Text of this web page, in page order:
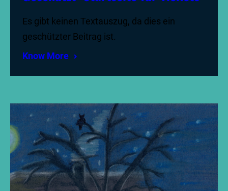
Es gibt keinen Textauszug, da dies ein
geschützter Beitrag ist.
Know More